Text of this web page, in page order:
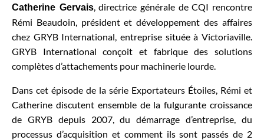
Catherine Gervais, directrice générale de CQI rencontre
Rémi Beaudoin, président et développement des affaires
chez GRYB International, entreprise située à Victoriaville.
GRYB International conçoit et fabrique des solutions
complètes d’attachements pour machinerie lourde.
Dans cet épisode de la série Exportateurs Étoiles, Rémi et
Catherine discutent ensemble de la fulgurante croissance
de GRYB depuis 2007, du démarrage d’entreprise, du
processus d’acquisition et comment ils sont passés de 2